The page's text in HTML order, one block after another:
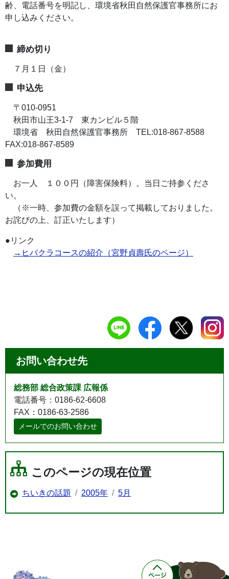
齢、電話番号を明記し、環境省秋田自然保護官事務所にお
申し込みください。
締め切り
７月１日（金）
申込先
〒010-0951
秋田市山王3-1-7 東カンビル５階
環境省 秋田自然保護官事務所 TEL:018-867-8588
FAX:018-867-8589
参加費用
お一人 １００円（障害保険料）。当日ご持参くださ
い。
（※一時、参加費の金額を誤って掲載しておりました。
お詫びの上、訂正いたします）
●リンク
→ヒバクラコースの紹介（宮野貞壽氏のページ）
お問い合わせ先
総務部 総合政策課 広報係
電話番号：0186-62-6608
FAX：0186-63-2586
メールでのお問い合わせ
このページの現在位置
ちいきの話題 2005年 5月